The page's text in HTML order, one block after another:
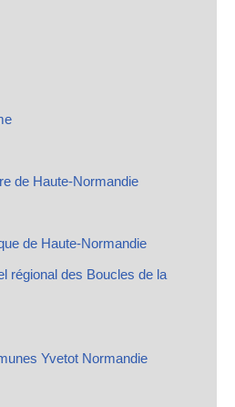
de Haute-Normandie
de Haute-Normandie
régional des Boucles de la
Yvetot Normandie